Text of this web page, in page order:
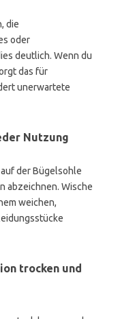
die
oder
deutlich. Wenn du
das für
unerwartete
Nutzung
der Bügelsohle
abzeichnen. Wische
weichen,
trocken und